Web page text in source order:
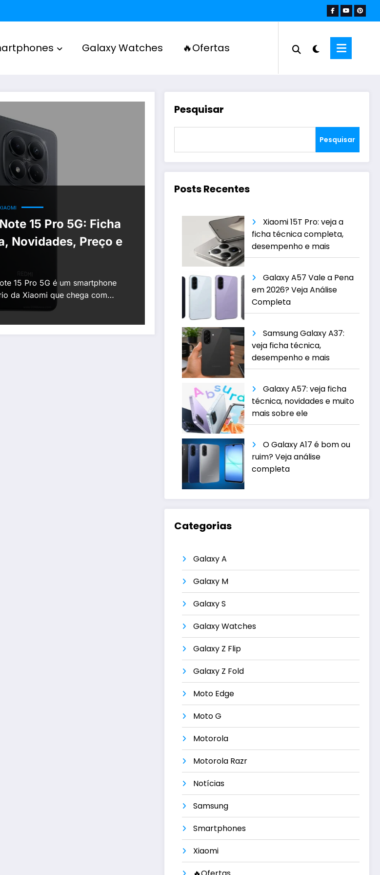
Galaxy Watches 🔥Ofertas
15 Pro 5G: Ficha
Novidades, Preço e
15 Pro 5G é um smartphone
da Xiaomi que chega com…
Pesquisar
Pesquisar
Posts Recentes
Xiaomi 15T Pro: veja a
ficha técnica completa,
desempenho e mais
Galaxy A57 Vale a Pena
em 2026? Veja Análise
Completa
Samsung Galaxy A37:
veja ficha técnica,
desempenho e mais
Galaxy A57: veja ficha
técnica, novidades e muito
mais sobre ele
O Galaxy A17 é bom ou
ruim? Veja análise
completa
Categorias
Galaxy A
Galaxy M
Galaxy S
Galaxy Watches
Galaxy Z Flip
Galaxy Z Fold
Moto Edge
Moto G
Motorola
Motorola Razr
Notícias
Samsung
Smartphones
Xiaomi